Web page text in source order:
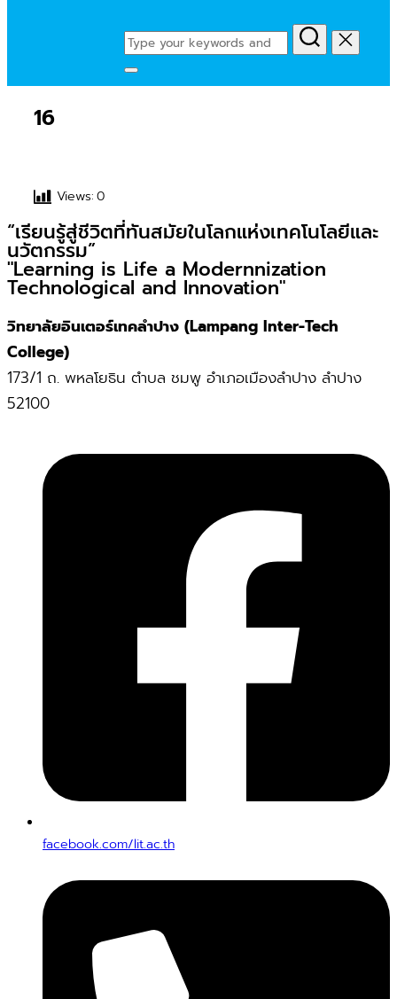
Search
for:
Toggle
16
Views:0
“เรียนรู้สู่ชีวิตที่ทันสมัยในโลกแห่งเทคโนโลยีและ
นวัตกรรม”
"Learning is Life a Modernnization
Technological and Innovation"
วิทยาลัยอินเตอร์เทคลำปาง (Lampang Inter-Tech
College)
173/1 ถ. พหลโยธิน ตำบล ชมพู อำเภอเมืองลำปาง ลำปาง
52100
facebook.com/lit.ac.th